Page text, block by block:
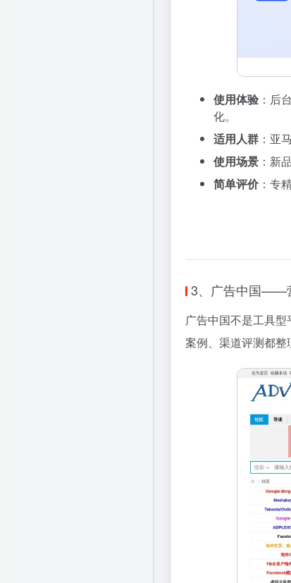
使用体验 ：后
化。
适用人群 ：亚
使用场景 ：新
简单评价：专
3、广告中国——
广告中国不是工具
案例、渠道评测都整